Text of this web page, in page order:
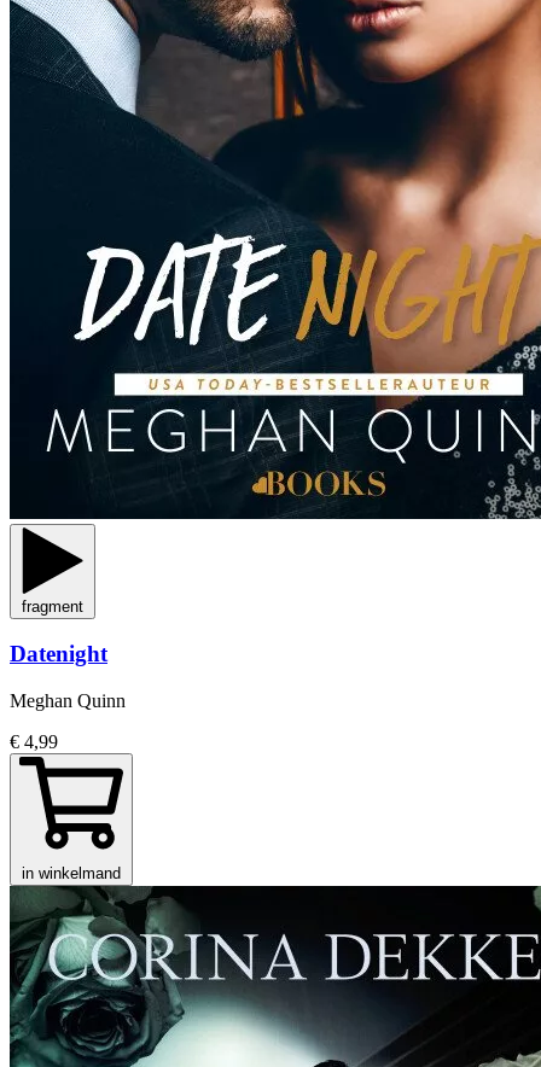
fragment
Datenight
Meghan Quinn
€ 4,99
in winkelmand